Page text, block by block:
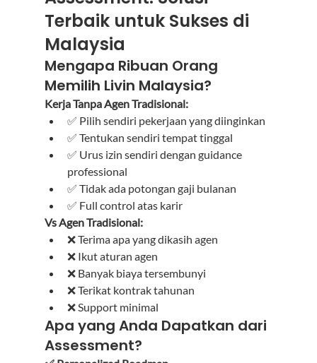
Terbaik untuk Sukses di
Malaysia
Mengapa Ribuan Orang
Memilih Livin Malaysia?
Kerja Tanpa Agen Tradisional:
✅ Pilih sendiri pekerjaan yang diinginkan
✅ Tentukan sendiri tempat tinggal
✅ Urus izin sendiri dengan guidance
professional
✅ Tidak ada potongan gaji bulanan
✅ Full control atas karir
Vs Agen Tradisional:
❌ Terima apa yang dikasih agen
❌ Ikut aturan agen
❌ Banyak biaya tersembunyi
❌ Terikat kontrak tahunan
❌ Support minimal
Apa yang Anda Dapatkan dari
Assessment?